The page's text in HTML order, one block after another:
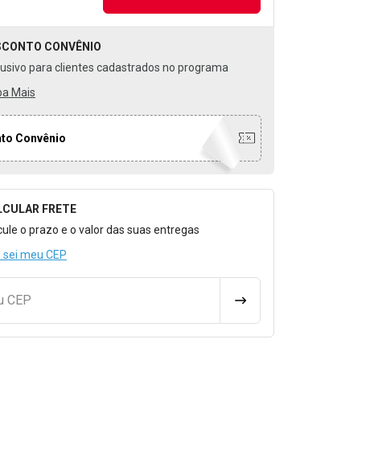
CONVÊNIO
para clientes cadastrados no programa
Mais
Convênio
para Calcular o Frete
FRETE
o prazo e o valor das suas entregas
sei meu CEP
CEP CALCULAR FRETE